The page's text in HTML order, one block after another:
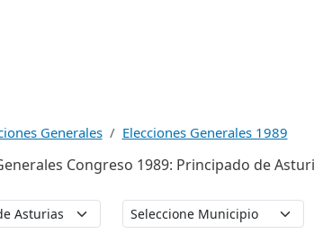
Generales Elecciones Generales 1989
Congreso 1989: Principado de